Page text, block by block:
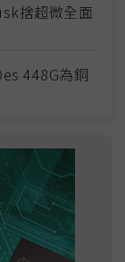
捨超微全面
448G為銅